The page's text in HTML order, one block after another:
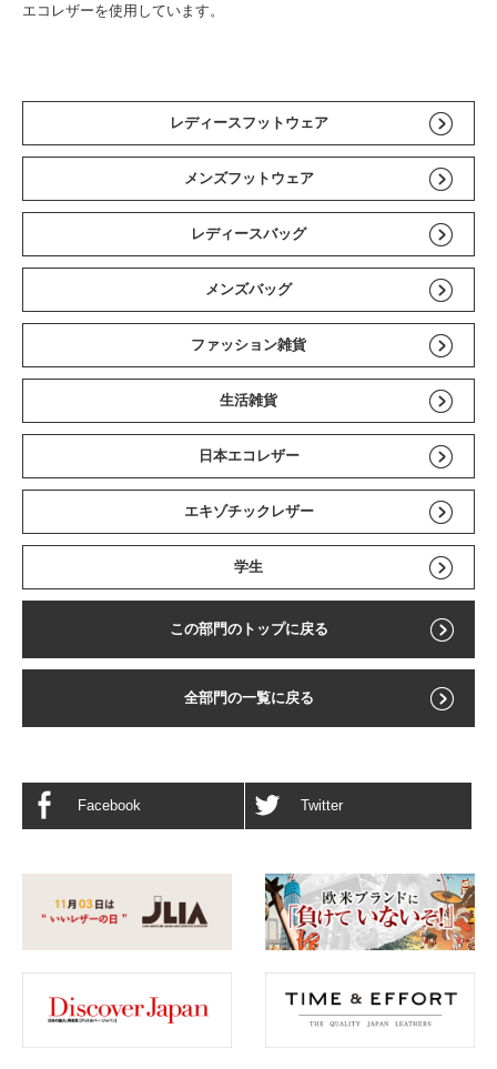
エコレザーを使用しています。
レディースフットウェア
メンズフットウェア
レディースバッグ
メンズバッグ
ファッション雑貨
生活雑貨
日本エコレザー
エキゾチックレザー
学生
この部門のトップに戻る
全部門の一覧に戻る
Facebook Twitter